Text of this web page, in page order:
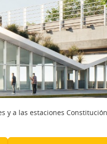
y a las estaciones